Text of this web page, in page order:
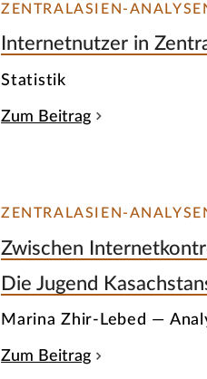
ZENTRALASIEN-
Internetnutzer in
Statistik
Zum Beitrag
ZENTRALASIEN-
Zwischen
Die Jugend
Marina Zhir-Lebed —
Zum Beitrag